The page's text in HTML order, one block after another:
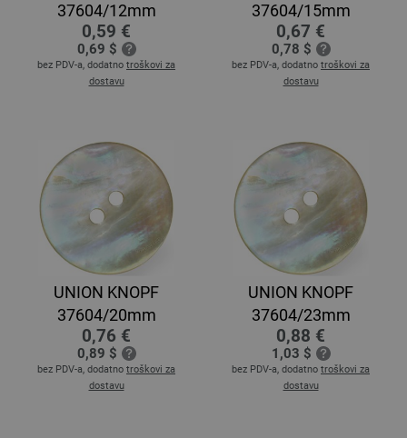
37604/12mm
0,59 €
0,69 $
bez PDV-a, dodatno troškovi za
dostavu
37604/15mm
0,67 €
0,78 $
bez PDV-a, dodatno troškovi za
dostavu
UNION KNOPF
37604/20mm
0,76 €
0,89 $
bez PDV-a, dodatno troškovi za
dostavu
UNION KNOPF
37604/23mm
0,88 €
1,03 $
bez PDV-a, dodatno troškovi za
dostavu